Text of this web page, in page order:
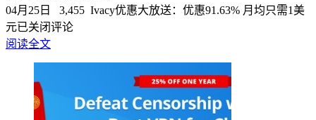
04月25日
3,455 Ivacy优惠大放送：优惠91.63% 月均只需1美
元已关闭评论
阅读全文